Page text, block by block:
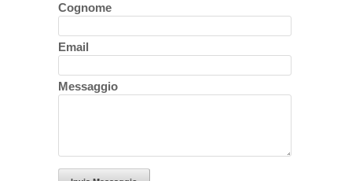
Cognome
Email
Messaggio